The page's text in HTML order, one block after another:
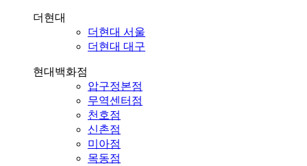
더현대
더현대 서울
더현대 대구
현대백화점
압구정본점
무역센터점
천호점
신촌점
미아점
목동점